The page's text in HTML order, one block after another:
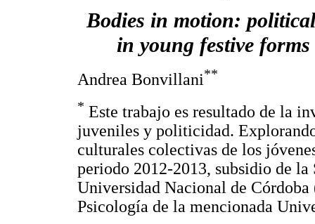
Bodies in motion:
in young festive
Andrea Bonvillani**
* Este trabajo es resultado de la
juveniles y politicidad.
culturales colectivas de los
periodo 2012-2013, subsidio de
Universidad Nacional de
Psicología de la mencionada